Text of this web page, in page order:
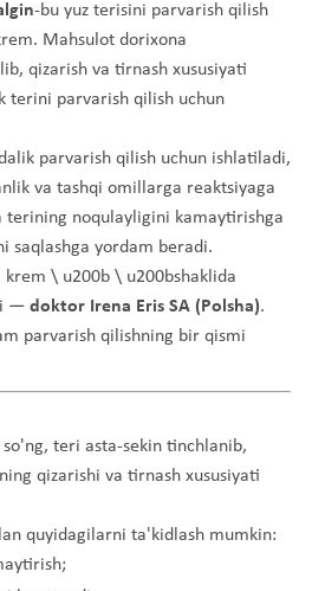
-bu yuz terisini parvarish qilish
Mahsulot dorixona
qizarish va tirnash xususiyati
terini parvarish qilish uchun
parvarish qilish uchun ishlatiladi,
va tashqi omillarga reaktsiyaga
terining noqulayligini kamaytirishga
saqlashga yordam beradi.
krem \ u200b \ u200bshaklida
— doktor Irena Eris SA (Polsha).
parvarish qilishning bir qismi
teri asta-sekin tinchlanib,
qizarishi va tirnash xususiyati
quyidagilarni ta'kidlash mumkin: